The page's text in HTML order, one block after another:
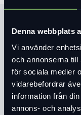
Denna webbplats
Vi använder
och annonserna till
för sociala medier
vidarebefordrar
information från
annons- och
- Med plats för två
- Justerbart handtag.
- Luftfyllda bakhjul.
- Framhjul i plast.
- Omvandlas från
- Kan monteras på
Läs merexpand_more